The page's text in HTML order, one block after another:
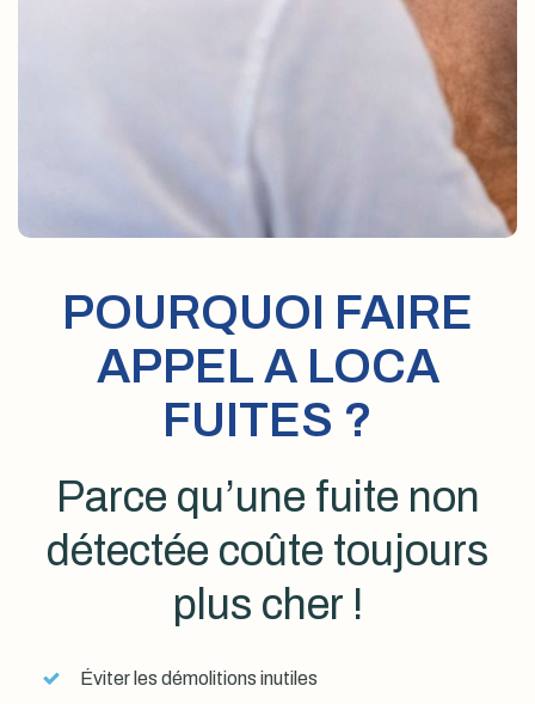
POURQUOI FAIRE
APPEL A LOCA
FUITES ?
Parce qu’une fuite non
détectée coûte toujours
plus cher !
Éviter les démolitions inutiles